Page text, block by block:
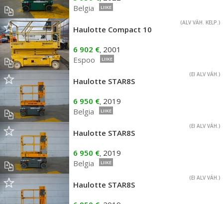
Belgia
LIIKE
(ALV VÄH. KELP.)
Haulotte Compact 10
6 902 €, 2001
Espoo
LIIKE
(EI ALV VÄH.)
Haulotte STAR8S
6 950 €, 2019
Belgia
LIIKE
(EI ALV VÄH.)
Haulotte STAR8S
6 950 €, 2019
Belgia
LIIKE
(EI ALV VÄH.)
Haulotte STAR8S